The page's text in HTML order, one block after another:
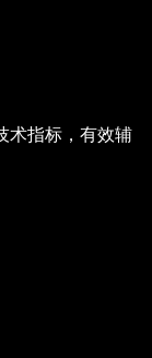
术指标，有效辅